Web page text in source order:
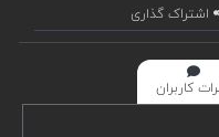
اشتراک گذاری
کاربران